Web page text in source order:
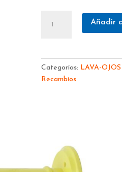
DUCHA
191014
cantidad
Añadir
Categorías: LAVA-
Recambios